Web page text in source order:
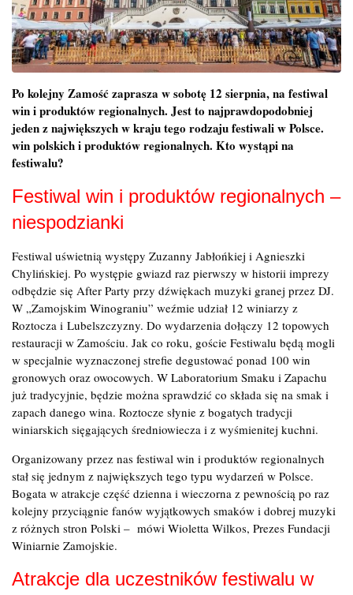
Po kolejny Zamość zaprasza w sobotę 12 sierpnia,na festiwal
win i produktów regionalnych. Jest to najprawdopodobniej
jeden z największych w kraju tego rodzaju festiwali w Polsce.
win polskich i produktów regionalnych. Kto wystąpi na
festiwalu?
Festiwal win i produktów regionalnych –
niespodzianki
Festiwal uświetnią występy Zuzanny Jabłońkiej i Agnieszki
Chylińskiej. Po występie gwiazd raz pierwszy w historii imprezy
odbędzie się After Party przy dźwiękach muzyki granej przez DJ.
W „Zamojskim Winograniu” weźmie udział 12 winiarzy z
Roztocza i Lubelszczyzny. Do wydarzenia dołączy 12 topowych
restauracji w Zamościu. Jak co roku, goście Festiwalu będą mogli
w specjalnie wyznaczonej strefie degustować ponad 100 win
gronowych oraz owocowych. W Laboratorium Smaku i Zapachu
już tradycyjnie, będzie można sprawdzić co składa się na smak i
zapach danego wina. Roztocze słynie z bogatych tradycji
winiarskich sięgających średniowiecza i z wyśmienitej kuchni.
Organizowany przez nas festiwal win i produktów regionalnych
stał się jednym z największych tego typu wydarzeń w Polsce.
Bogata w atrakcje część dzienna i wieczorna z pewnością po raz
kolejny przyciągnie fanów wyjątkowych smaków i dobrej muzyki
z różnych stron Polski – mówi Wioletta Wilkos, Prezes Fundacji
Winiarnie Zamojskie.
Atrakcje dla uczestników festiwalu w